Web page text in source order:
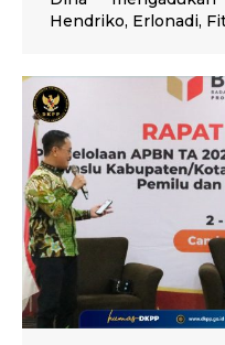
Hendriko, Erlonadi,